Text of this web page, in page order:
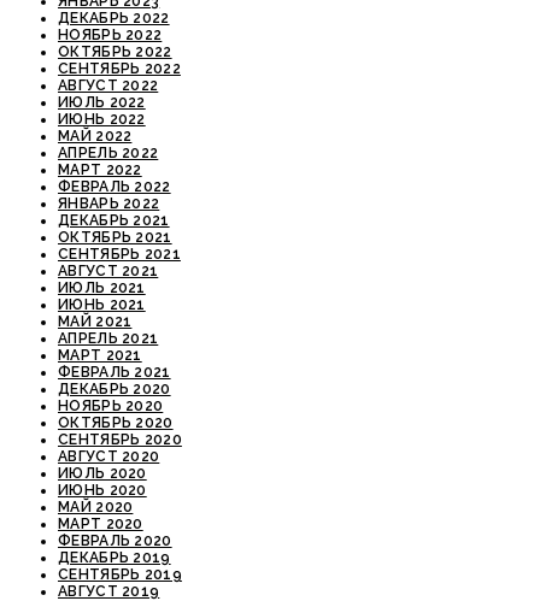
ДЕКАБРЬ 2022
НОЯБРЬ 2022
ОКТЯБРЬ 2022
СЕНТЯБРЬ 2022
АВГУСТ 2022
ИЮЛЬ 2022
ИЮНЬ 2022
МАЙ 2022
АПРЕЛЬ 2022
МАРТ 2022
ФЕВРАЛЬ 2022
ЯНВАРЬ 2022
ДЕКАБРЬ 2021
ОКТЯБРЬ 2021
СЕНТЯБРЬ 2021
АВГУСТ 2021
ИЮЛЬ 2021
ИЮНЬ 2021
МАЙ 2021
АПРЕЛЬ 2021
МАРТ 2021
ФЕВРАЛЬ 2021
ДЕКАБРЬ 2020
НОЯБРЬ 2020
ОКТЯБРЬ 2020
СЕНТЯБРЬ 2020
АВГУСТ 2020
ИЮЛЬ 2020
ИЮНЬ 2020
МАЙ 2020
МАРТ 2020
ФЕВРАЛЬ 2020
ДЕКАБРЬ 2019
СЕНТЯБРЬ 2019
АВГУСТ 2019